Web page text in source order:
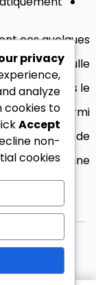
ces quelques
temps de bulle
dans le
parmi
une majorite de
casinos en ligne.
privacy
analyze
cookies to
Accept
non-
cookies.